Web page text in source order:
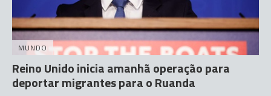
MUNDO
Reino Unido inicia amanhã operação para
deportar migrantes para o Ruanda